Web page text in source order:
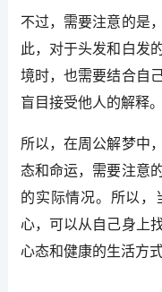
不过，需要注意的是
此，对于头发和白发
境时，也需要结合自
盲目接受他人的解释。
所以，在周公解梦中
态和命运，需要注意
的实际情况。所以，
心，可以从自己身上
心态和健康的生活方式